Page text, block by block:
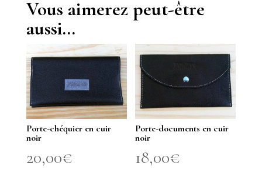
Vous aimerez peut-être
aussi…
Porte-chéquier en cuir
noir
20,00€
Porte-documents en cuir
noir
18,00€